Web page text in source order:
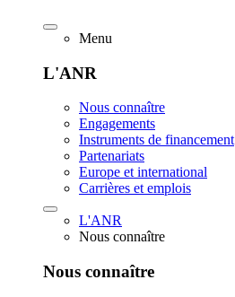
Menu
L'ANR
Nous connaître
Engagements
Instruments de financement
Partenariats
Europe et international
Carrières et emplois
L'ANR
Nous connaître
Nous connaître